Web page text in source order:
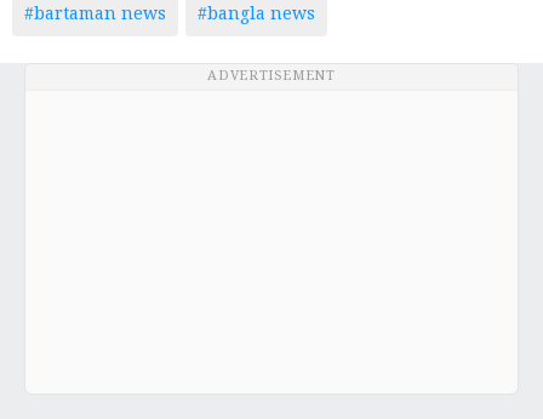
#bartaman news #bangla news
ADVERTISEMENT